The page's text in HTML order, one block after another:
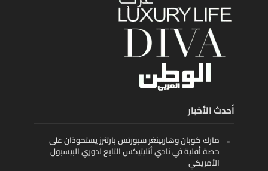
أحدث الأخبار
مارك كوبان وهاربينغر سبورتس بارتنرز يستحوذان على
حصة أقلية في نادي أثليتيكس التابع لدوري البيسبول
الأمريكي